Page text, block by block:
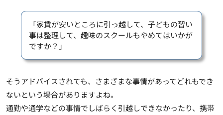
「家賃が安いところに引っ越して、子どもの習い
事は整理して、趣味のスクールもやめてはいかが
ですか？」
そうアドバイスされても、さまざまな事情があってどれもでき
ないという場合がありますよね。
通勤や通学などの事情でしばらく引越しできなかったり、携帯